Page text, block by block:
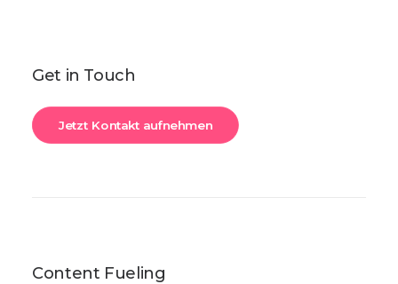
Get in Touch
Jetzt Kontakt aufnehmen
Content Fueling